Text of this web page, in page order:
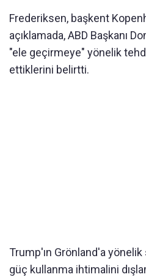
​​​​​​​Frederiksen, başkent
açıklamada, ABD Başkanı
"ele geçirmeye" yönelik
ettiklerini belirtti.
Trump'ın Grönland'a
güç kullanma ihtimalini